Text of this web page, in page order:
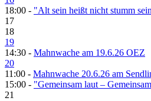
18:00 - "Alt sein heißt nicht stumm
17
18
19
14:30 - Mahnwache am 19.6.26 OEZ
20
11:00 - Mahnwache 20.6.26 am
15:00 - "Gemeinsam laut –
21